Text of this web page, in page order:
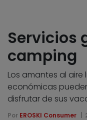
Servicios
camping
Los amantes al
económicas
disfrutar de sus
Por EROSKI Consumer